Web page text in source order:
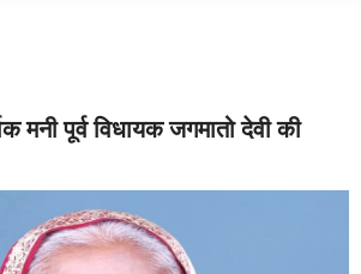
मनी पूर्व विधायक जगमातो देवी की